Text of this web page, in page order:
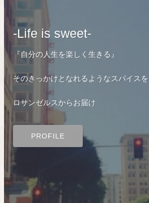
-Life is sweet-
『自分の人生を楽しく生きる』
そのきっかけとなれるようなスパイスを
ロサンゼルスからお届け
PROFILE